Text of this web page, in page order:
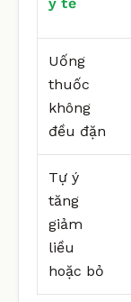
Uống
thuốc
không
đều đặn
Tự ý
tăng
giảm
liều
hoặc bỏ